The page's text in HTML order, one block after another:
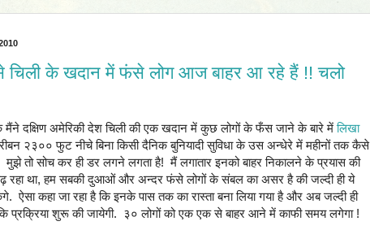
चिली के खदान में फंसे लोग आज बाहर आ रहे हैं !! चलो
मैंने दक्षिण अमेरिकी देश चिली की एक खदान में कुछ लोगों के फँस जाने के बारे मेंलिखा
२३०० फुट नीचे बिना किसी दैनिक बुनियादी सुविधा के उस अन्धेरे में महीनों तक कैसे
मुझे तो सोच कर ही डर लगने लगता है! मैं लगातार इनको बाहर निकालने के प्रयास की
रहा था, हम सबकी दुआओं और अन्दर फंसे लोगों के संबल का असर है की जल्दी ही ये
ऐसा कहा जा रहा है कि इनके पास तक का रास्ता बना लिया गया है और अब जल्दी ही
प्रक्रिया शुरू की जायेगी. ३० लोगों को एक एक से बाहर आने में काफी समय लगेगा !